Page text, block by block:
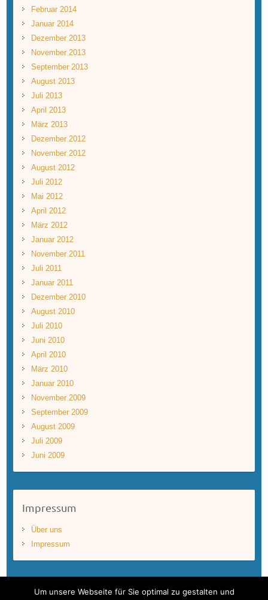
Februar 2014
Januar 2014
Dezember 2013
November 2013
September 2013
August 2013
Juli 2013
April 2013
März 2013
Dezember 2012
November 2012
August 2012
Juli 2012
Mai 2012
April 2012
März 2012
Januar 2012
November 2011
Juli 2011
Januar 2011
Dezember 2010
August 2010
Juli 2010
Juni 2010
April 2010
März 2010
Januar 2010
November 2009
September 2009
August 2009
Juli 2009
Juni 2009
Impressum
Über uns
Impressum
Um unsere Webseite für Sie optimal zu gestalten und